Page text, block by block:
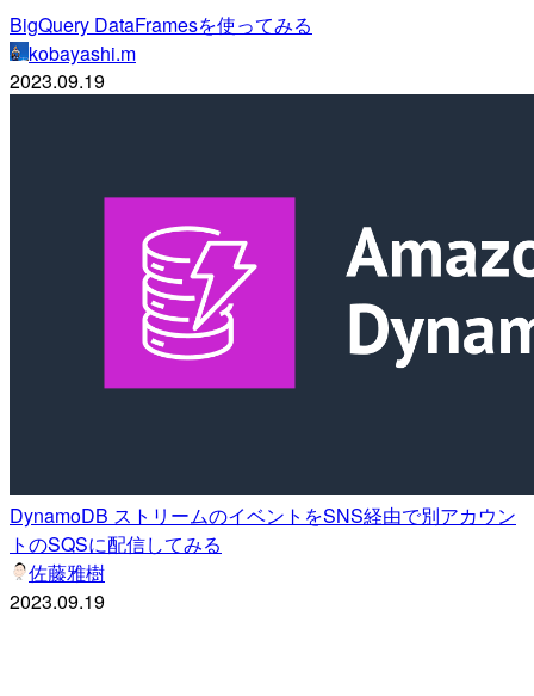
BigQuery DataFramesを使ってみる
kobayashi.m
2023.09.19
DynamoDB ストリームのイベントをSNS経由で別アカウン
トのSQSに配信してみる
佐藤雅樹
2023.09.19